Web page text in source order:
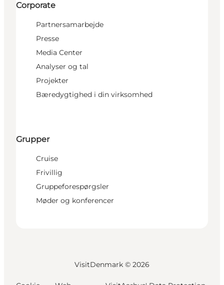
Corporate
Partnersamarbejde
Presse
Media Center
Analyser og tal
Projekter
Bæredygtighed i din virksomhed
Grupper
Cruise
Frivillig
Gruppeforespørgsler
Møder og konferencer
VisitDenmark © 2026